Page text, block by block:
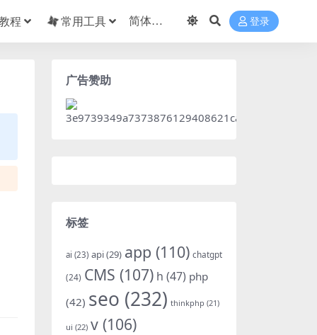
程 常用工具 登录
广告赞助
标签
ai (23) api(29) app (110) chatgpt
(24) CMS (107) h (47) php
(42) seo (232) thinkphp (21)
ui (22) v (106)